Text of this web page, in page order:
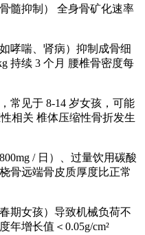
髓抑制） 全身骨矿化速率
哮喘、肾病）抑制成骨细
持续 3 个月 腰椎骨密度每
常见于 8-14 岁女孩，可能
相关 椎体压缩性骨折发生
/ 日）、过量饮用碳酸
骨远端骨皮质厚度比正常
期女孩）导致机械负荷不
年增长值＜0.05g/cm²